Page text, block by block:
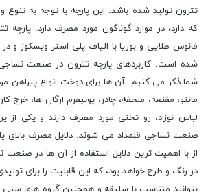
تترون تولید شده باشد. این پارچه با توجه به
که دارد، در موارد گوناگون مورد مصرف دارد. پارچه
فانوس طلایی و بوریا با الیاف پلى استر ویسکوز و
شده است. کاربردهای پارچه تترون در صنعت
شما ذکر می کنیم. آن ها برای دوخت انواع پیراهن
مانتو، مقنعه، ملحفه، چادر، یونیفرم ارگان ها،
لباس نوزاد، رو تختى مورد مصرف دارند و یکی از
صنعت نساجی قلمداد می شوند. دلایل مصرف بالای
از با اهمیت ترین دلایل استفاده از آن ها در
در رنگ و طرح خواهد بود، که این قابلیت را برای
بتوانند متناسب با سلیقه و همچنین گروه های